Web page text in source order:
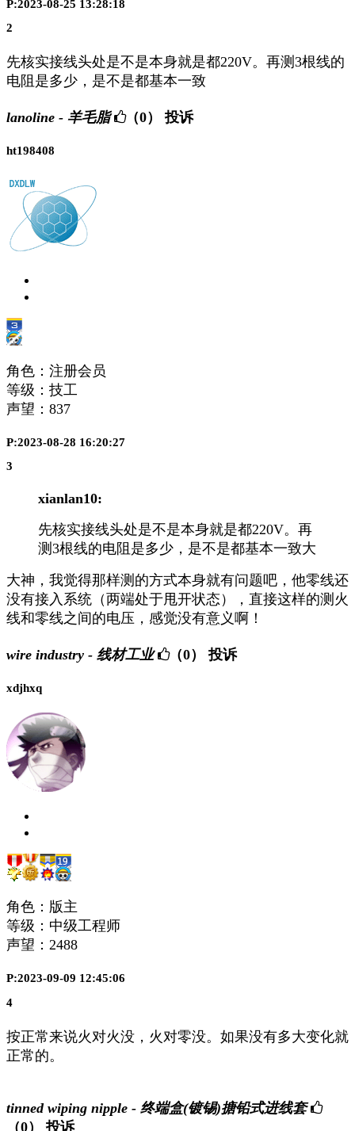
P:2023-08-25 13:28:18
2
先核实接线头处是不是本身就是都220V。再测3根线的
电阻是多少，是不是都基本一致
lanoline - 羊毛脂 （0） 投诉
ht198408
角色：注册会员
等级：技工
声望： 837
P:2023-08-28 16:20:27
3
xianlan10:
先核实接线头处是不是本身就是都220V。再
测3根线的电阻是多少，是不是都基本一致大
大神，我觉得那样测的方式本身就有问题吧，他零线还
没有接入系统（两端处于甩开状态），直接这样的测火
线和零线之间的电压，感觉没有意义啊！
wire industry - 线材工业 （0） 投诉
xdjhxq
角色：版主
等级：中级工程师
声望： 2488
P:2023-09-09 12:45:06
4
按正常来说火对火没，火对零没。如果没有多大变化就
正常的。
tinned wiping nipple - 终端盒(镀锡)搪铅式进线套
（0）
投诉